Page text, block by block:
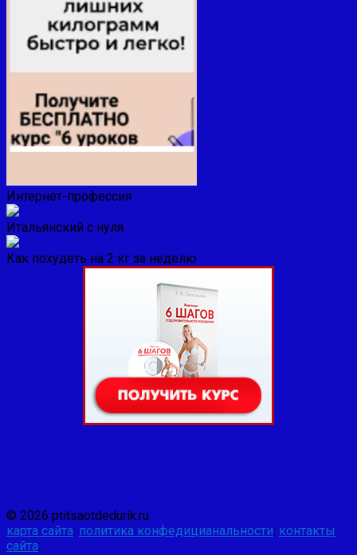
Интернет-профессия
Итальянский с нуля
Как похудеть на 2 кг за неделю
© 2026 ptitsaotdedurik.ru
карта сайта: политика конфедицианальности: контакты
сайта: